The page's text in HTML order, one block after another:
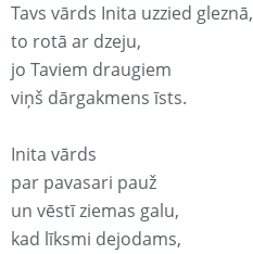
Tavs vārds Inita uzzied gleznā,
to rotā ar dzeju,
jo Taviem draugiem
viņš dārgakmens īsts.
Inita vārds
par pavasari pauž
un vēstī ziemas galu,
kad līksmi dejodams,